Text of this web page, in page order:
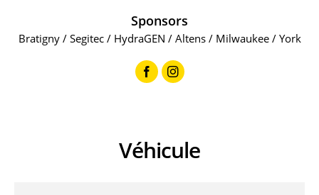
Sponsors
Bratigny / Segitec / HydraGEN / Altens / Milwaukee / York
Véhicule